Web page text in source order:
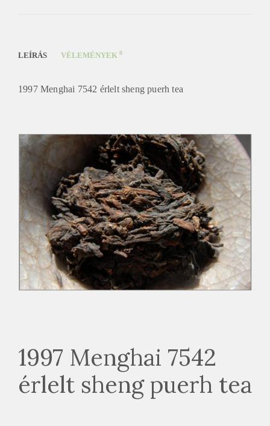
LEÍRÁS VÉLEMÉNYEK 0
1997 Menghai 7542 érlelt sheng puerh tea
1997 Menghai 7542
érlelt sheng puerh tea